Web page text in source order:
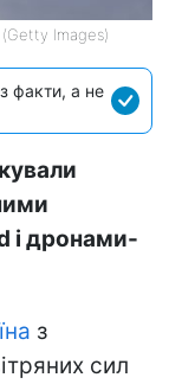
(Getty Images)
факти, а не
і дронами-
з
сил